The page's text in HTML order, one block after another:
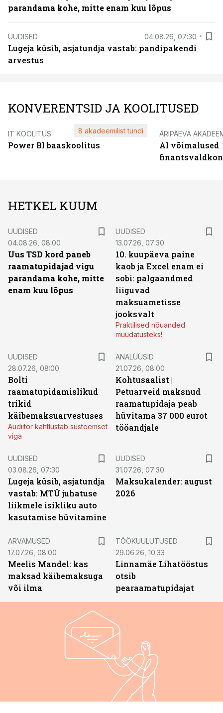
parandama kohe, mitte enam kuu lõpus
UUDISED 04.08.26, 07:30
Lugeja küsib, asjatundja vastab: pandipakendi
arvestus
KONVERENTSID JA KOOLITUSED
IT KOOLITUS
Power BI baaskoolitus
8 akadeemilist tundi ÄRIPÄEVA
AI võimalused
HETKEL KUUM
UUDISED
04.08.26, 08:00
Uus TSD kord paneb
raamatupidajad vigu
parandama kohe, mitte
enam kuu lõpus
UUDISED
13.07.26, 07:30
10. kuupäeva paine
kaob ja Excel enam ei
sobi: palgaandmed
liiguvad
maksuametisse
jooksvalt
Praktilised nõuanded
muudatusteks!
UUDISED
28.07.26, 08:00
Bolti
raamatupidamislikud
trikid
käibemaksuarvestuses
Audiitor kahtlustab süsteemset
viga
ANALÜÜSID
21.07.26, 08:00
Kohtusaalist |
Petuarveid maksnud
raamatupidaja peab
hüvitama 37 000 eurot
tööandjale
UUDISED
03.08.26, 07:30
Lugeja küsib, asjatundja
vastab: MTÜ juhatuse
liikmele isikliku auto
kasutamise hüvitamine
UUDISED
31.07.26, 07:30
Maksukalender: august
2026
ARVAMUSED
17.07.26, 08:00
Meelis Mandel: kas
maksad käibemaksuga
või ilma
TÖÖKUULUTUSED
29.06.26, 10:33
Linnamäe Lihatööstus
otsib
pearaamatupidajat